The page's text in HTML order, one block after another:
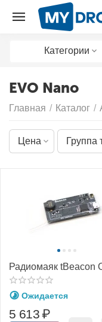
Категории
EVO Nano
Главная / Каталог /
Цена Группа
Радиомаяк tBeacon
Ожидается
5 613₽